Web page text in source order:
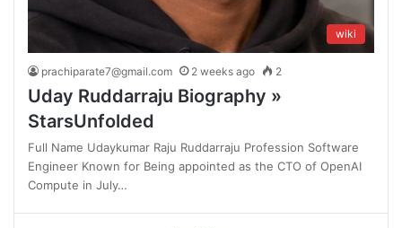
wiki
prachiparate7@gmail.com 2 weeks ago 2
Uday Ruddarraju Biography »
StarsUnfolded
Full Name Udaykumar Raju Ruddarraju Profession Software
Engineer Known for Being appointed as the CTO of OpenAI
Compute in July…